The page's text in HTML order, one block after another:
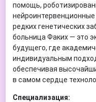
помощь,
редких генетических
больница Факих — это
будущего, где
индивидуальным
обеспечивая
в самом сердце
Специализация: